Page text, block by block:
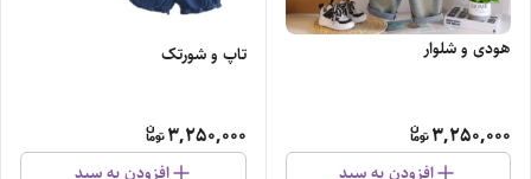
هودی و شلوار
3,250,000
افزودن به سبد
تاپ و شورتک
3,250,000
افزودن به سبد